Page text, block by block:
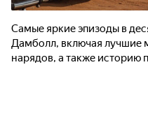
Самые яркие эпизоды в
Дамболл, включая лучшие
нарядов, а также историю